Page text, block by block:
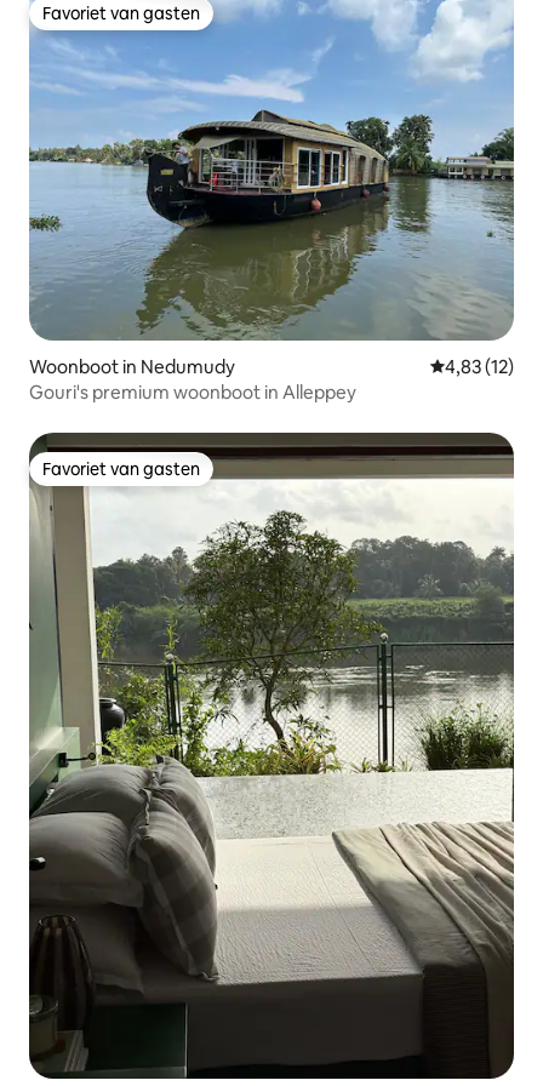
Favoriet van gasten
Favoriet van gasten
Woonboot in Nedumudy Gemiddelde
4,83 (12)
Gouri's premium woonboot in Alleppey
Favoriet van gasten
Favoriet van gasten